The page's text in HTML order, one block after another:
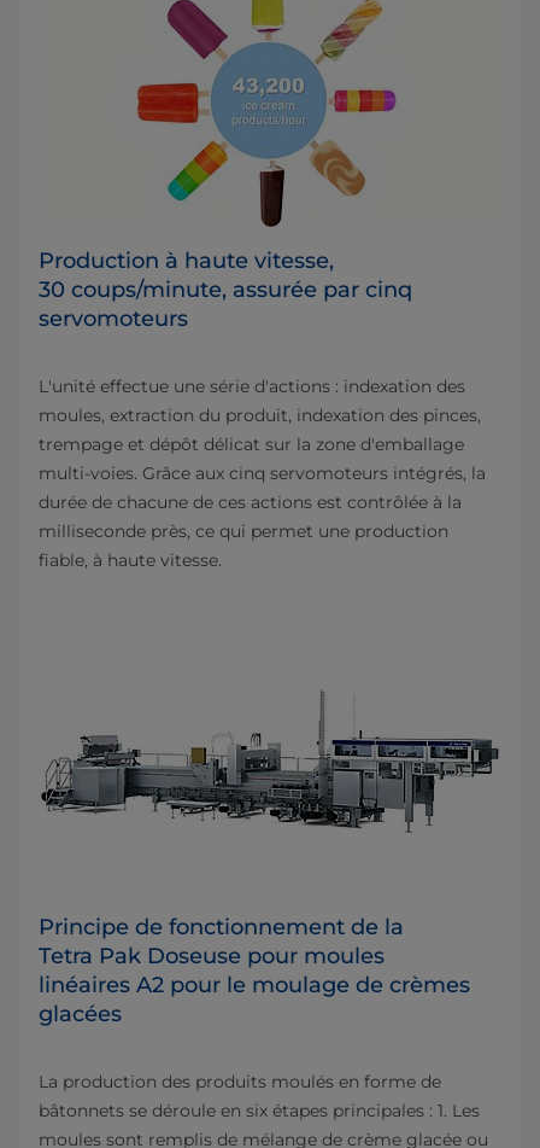
Production à haute vitesse,
30 coups/minute, assurée par cinq
servomoteurs
L'unité effectue une série d'actions : indexation des
moules, extraction du produit, indexation des pinces,
trempage et dépôt délicat sur la zone d'emballage
multi-voies. Grâce aux cinq servomoteurs intégrés, la
durée de chacune de ces actions est contrôlée à la
milliseconde près, ce qui permet une production
fiable, à haute vitesse.
Principe de fonctionnement de la
Tetra Pak Doseuse pour moules
linéaires A2 pour le moulage de crèmes
glacées
La production des produits moulés en forme de
bâtonnets se déroule en six étapes principales : 1. Les
moules sont remplis de mélange de crème glacée ou